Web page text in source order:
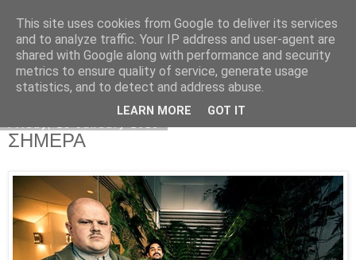
Kormoranos
ΣΗΜΕΡΑ
This site uses cookies from Google to deliver its services
and to analyze traffic. Your IP address and user-agent are
shared with Google along with performance and security
metrics to ensure quality of service, generate usage
statistics, and to detect and address abuse.
LEARN MORE GOT IT